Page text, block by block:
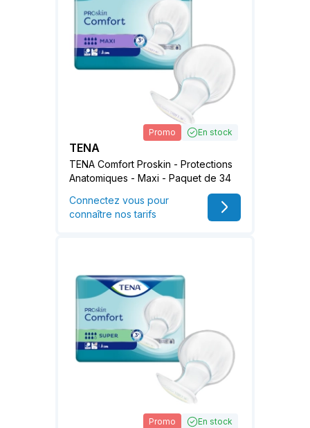
Promo En stock
TENA
TENA Comfort Proskin - Protections
Anatomiques - Maxi - Paquet de 34
Connectez vous pour
connaître nos tarifs
Promo En stock